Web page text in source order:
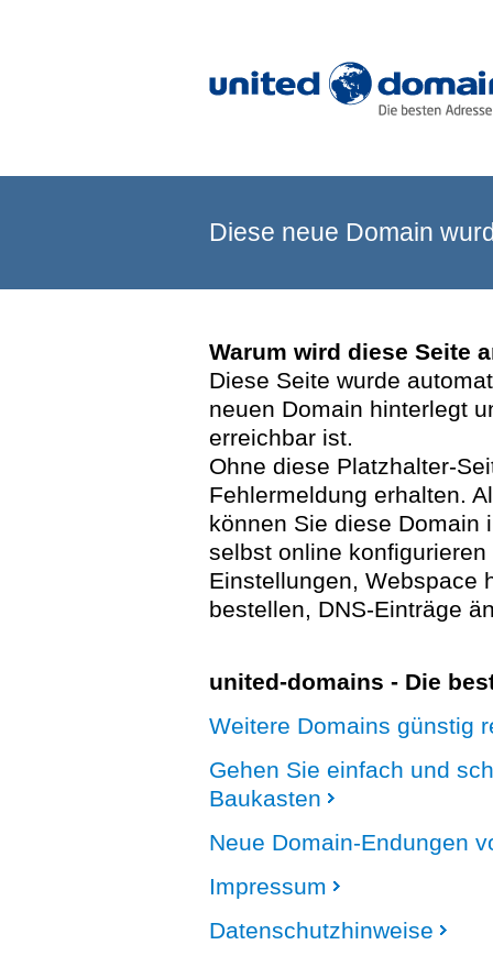
Diese neue Domain
Warum wird diese Seite
Diese Seite wurde
neuen Domain hinterlegt
erreichbar ist.
Ohne diese Platzhalter-
Fehlermeldung erhalten.
können Sie diese Domain
selbst online
Einstellungen, Webspace
bestellen, DNS-Einträge
united-domains - Die
Weitere Domains günstig
Gehen Sie einfach und
Baukasten
Neue Domain-Endungen
Impressum
Datenschutzhinweise